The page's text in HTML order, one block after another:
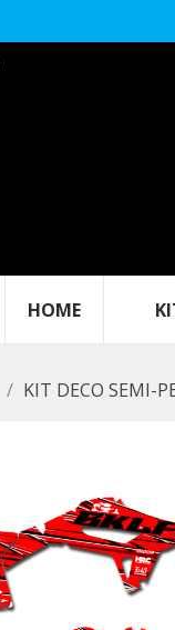
HOME
KIT DECO SEMI-